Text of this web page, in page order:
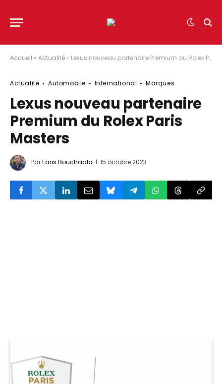
Accueil » Actualité » Lexus nouveau partenaire Premium du Rolex Paris Masters
Actualité Automobile International Marques
Lexus nouveau partenaire
Premium du Rolex Paris
Masters
ParFaris Bouchaala 15 octobre 2023